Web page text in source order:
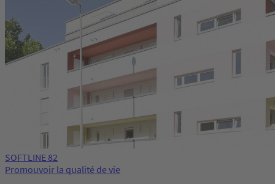
SOFTLINE 82
Promouvoir la qualité de vie